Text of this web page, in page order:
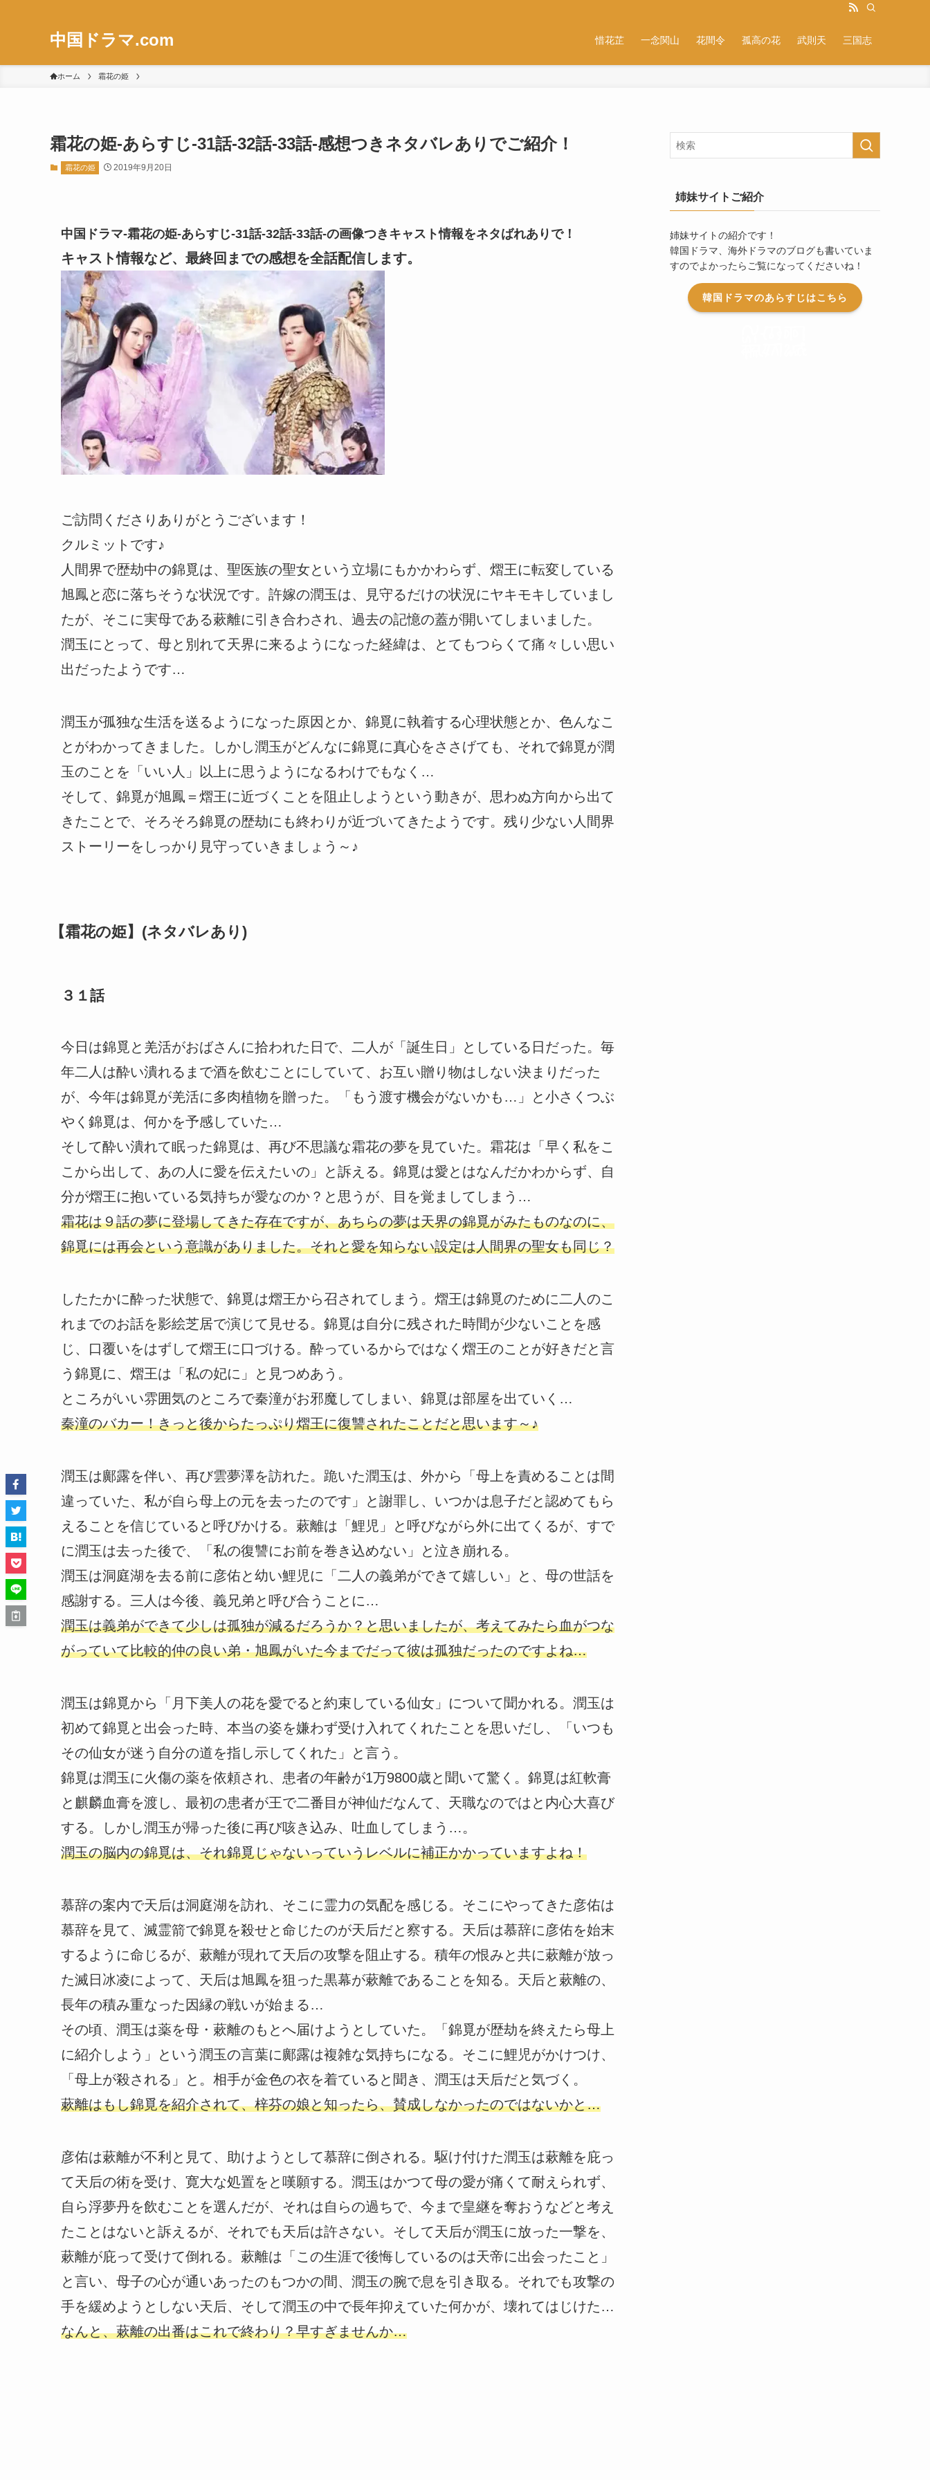
中国ドラマ.com 惜花芷 一念関山 花間令 孤高の花 武則天 三国志
ホーム 霜花の姫
霜花の姫-あらすじ-31話-32話-33話-感想つきネタバレありでご紹介！
霜花の姫 2019年9月20日
中国ドラマ-霜花の姫-あらすじ-31話-32話-33話-の画像つきキャスト情報をネタばれありで！
キャスト情報など、最終回までの感想を全話配信します。
ご訪問くださりありがとうございます！
クルミットです♪
人間界で歴劫中の錦覓は、聖医族の聖女という立場にもかかわらず、熠王に転変している
旭鳳と恋に落ちそうな状況です。許嫁の潤玉は、見守るだけの状況にヤキモキしていまし
たが、そこに実母である蔌離に引き合わされ、過去の記憶の蓋が開いてしまいました。
潤玉にとって、母と別れて天界に来るようになった経緯は、とてもつらくて痛々しい思い
出だったようです…
潤玉が孤独な生活を送るようになった原因とか、錦覓に執着する心理状態とか、色んなこ
とがわかってきました。しかし潤玉がどんなに錦覓に真心をささげても、それで錦覓が潤
玉のことを「いい人」以上に思うようになるわけでもなく…
そして、錦覓が旭鳳＝熠王に近づくことを阻止しようという動きが、思わぬ方向から出て
きたことで、そろそろ錦覓の歴劫にも終わりが近づいてきたようです。残り少ない人間界
ストーリーをしっかり見守っていきましょう～♪
【霜花の姫】(ネタバレあり)
３１話
今日は錦覓と羌活がおばさんに拾われた日で、二人が「誕生日」としている日だった。毎
年二人は酔い潰れるまで酒を飲むことにしていて、お互い贈り物はしない決まりだった
が、今年は錦覓が羌活に多肉植物を贈った。「もう渡す機会がないかも…」と小さくつぶ
やく錦覓は、何かを予感していた…
そして酔い潰れて眠った錦覓は、再び不思議な霜花の夢を見ていた。霜花は「早く私をこ
こから出して、あの人に愛を伝えたいの」と訴える。錦覓は愛とはなんだかわからず、自
分が熠王に抱いている気持ちが愛なのか？と思うが、目を覚ましてしまう…
霜花は９話の夢に登場してきた存在ですが、あちらの夢は天界の錦覓がみたものなのに、
錦覓には再会という意識がありました。それと愛を知らない設定は人間界の聖女も同じ？
したたかに酔った状態で、錦覓は熠王から召されてしまう。熠王は錦覓のために二人のこ
れまでのお話を影絵芝居で演じて見せる。錦覓は自分に残された時間が少ないことを感
じ、口覆いをはずして熠王に口づける。酔っているからではなく熠王のことが好きだと言
う錦覓に、熠王は「私の妃に」と見つめあう。
ところがいい雰囲気のところで秦潼がお邪魔してしまい、錦覓は部屋を出ていく…
秦潼のバカー！きっと後からたっぷり熠王に復讐されたことだと思います～♪
潤玉は鄺露を伴い、再び雲夢澤を訪れた。跪いた潤玉は、外から「母上を責めることは間
違っていた、私が自ら母上の元を去ったのです」と謝罪し、いつかは息子だと認めてもら
えることを信じていると呼びかける。蔌離は「鯉児」と呼びながら外に出てくるが、すで
に潤玉は去った後で、「私の復讐にお前を巻き込めない」と泣き崩れる。
潤玉は洞庭湖を去る前に彦佑と幼い鯉児に「二人の義弟ができて嬉しい」と、母の世話を
感謝する。三人は今後、義兄弟と呼び合うことに…
潤玉は義弟ができて少しは孤独が減るだろうか？と思いましたが、考えてみたら血がつな
がっていて比較的仲の良い弟・旭鳳がいた今までだって彼は孤独だったのですよね…
潤玉は錦覓から「月下美人の花を愛でると約束している仙女」について聞かれる。潤玉は
初めて錦覓と出会った時、本当の姿を嫌わず受け入れてくれたことを思いだし、「いつも
その仙女が迷う自分の道を指し示してくれた」と言う。
錦覓は潤玉に火傷の薬を依頼され、患者の年齢が1万9800歳と聞いて驚く。錦覓は紅軟膏
と麒麟血膏を渡し、最初の患者が王で二番目が神仙だなんて、天職なのではと内心大喜び
する。しかし潤玉が帰った後に再び咳き込み、吐血してしまう…。
潤玉の脳内の錦覓は、それ錦覓じゃないっていうレベルに補正かかっていますよね！
慕辞の案内で天后は洞庭湖を訪れ、そこに霊力の気配を感じる。そこにやってきた彦佑は
慕辞を見て、滅霊箭で錦覓を殺せと命じたのが天后だと察する。天后は慕辞に彦佑を始末
するように命じるが、蔌離が現れて天后の攻撃を阻止する。積年の恨みと共に蔌離が放っ
た滅日冰凌によって、天后は旭鳳を狙った黒幕が蔌離であることを知る。天后と蔌離の、
長年の積み重なった因縁の戦いが始まる…
その頃、潤玉は薬を母・蔌離のもとへ届けようとしていた。「錦覓が歴劫を終えたら母上
に紹介しよう」という潤玉の言葉に鄺露は複雑な気持ちになる。そこに鯉児がかけつけ、
「母上が殺される」と。相手が金色の衣を着ていると聞き、潤玉は天后だと気づく。
蔌離はもし錦覓を紹介されて、梓芬の娘と知ったら、賛成しなかったのではないかと…
彦佑は蔌離が不利と見て、助けようとして慕辞に倒される。駆け付けた潤玉は蔌離を庇っ
て天后の術を受け、寛大な処置をと嘆願する。潤玉はかつて母の愛が痛くて耐えられず、
自ら浮夢丹を飲むことを選んだが、それは自らの過ちで、今まで皇継を奪おうなどと考え
たことはないと訴えるが、それでも天后は許さない。そして天后が潤玉に放った一撃を、
蔌離が庇って受けて倒れる。蔌離は「この生涯で後悔しているのは天帝に出会ったこと」
と言い、母子の心が通いあったのもつかの間、潤玉の腕で息を引き取る。それでも攻撃の
手を緩めようとしない天后、そして潤玉の中で長年抑えていた何かが、壊れてはじけた…
なんと、蔌離の出番はこれで終わり？早すぎませんか…
姉妹サイトご紹介
姉妹サイトの紹介です！
韓国ドラマ、海外ドラマのブログも書いていま
すのでよかったらご覧になってくださいね！
韓国ドラマのあらすじはこちら